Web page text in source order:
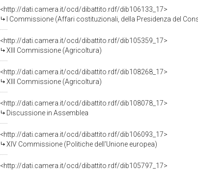
<http://dati.camera.it/ocd/dibattito.rdf/dib106133_17>
I Commissione (Affari costituzionali, della Presidenza del
<http://dati.camera.it/ocd/dibattito.rdf/dib105359_17>
XIII Commissione (Agricoltura)
<http://dati.camera.it/ocd/dibattito.rdf/dib108268_17>
XIII Commissione (Agricoltura)
<http://dati.camera.it/ocd/dibattito.rdf/dib108078_17>
Discussione in Assemblea
<http://dati.camera.it/ocd/dibattito.rdf/dib106093_17>
XIV Commissione (Politiche dell'Unione europea)
<http://dati.camera.it/ocd/dibattito.rdf/dib105797_17>